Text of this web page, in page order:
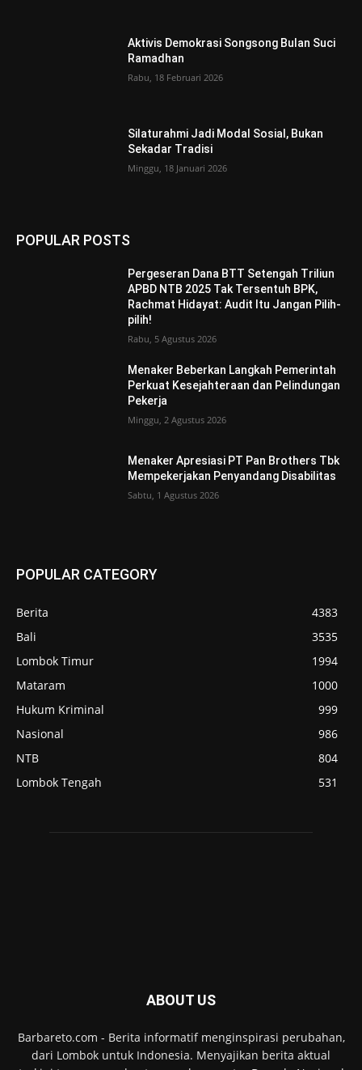
Aktivis Demokrasi Songsong Bulan Suci
Ramadhan
Rabu, 18 Februari 2026
Silaturahmi Jadi Modal Sosial, Bukan
Sekadar Tradisi
Minggu, 18 Januari 2026
POPULAR POSTS
Pergeseran Dana BTT Setengah Triliun
APBD NTB 2025 Tak Tersentuh BPK,
Rachmat Hidayat: Audit Itu Jangan Pilih-
pilih!
Rabu, 5 Agustus 2026
Menaker Beberkan Langkah Pemerintah
Perkuat Kesejahteraan dan Pelindungan
Pekerja
Minggu, 2 Agustus 2026
Menaker Apresiasi PT Pan Brothers Tbk
Mempekerjakan Penyandang Disabilitas
Sabtu, 1 Agustus 2026
POPULAR CATEGORY
Berita
4383
Bali
3535
Lombok Timur
1994
Mataram
1000
Hukum Kriminal
999
Nasional
986
NTB
804
Lombok Tengah
531
ABOUT US
Barbareto.com - Berita informatif menginspirasi perubahan,
dari Lombok untuk Indonesia. Menyajikan berita aktual